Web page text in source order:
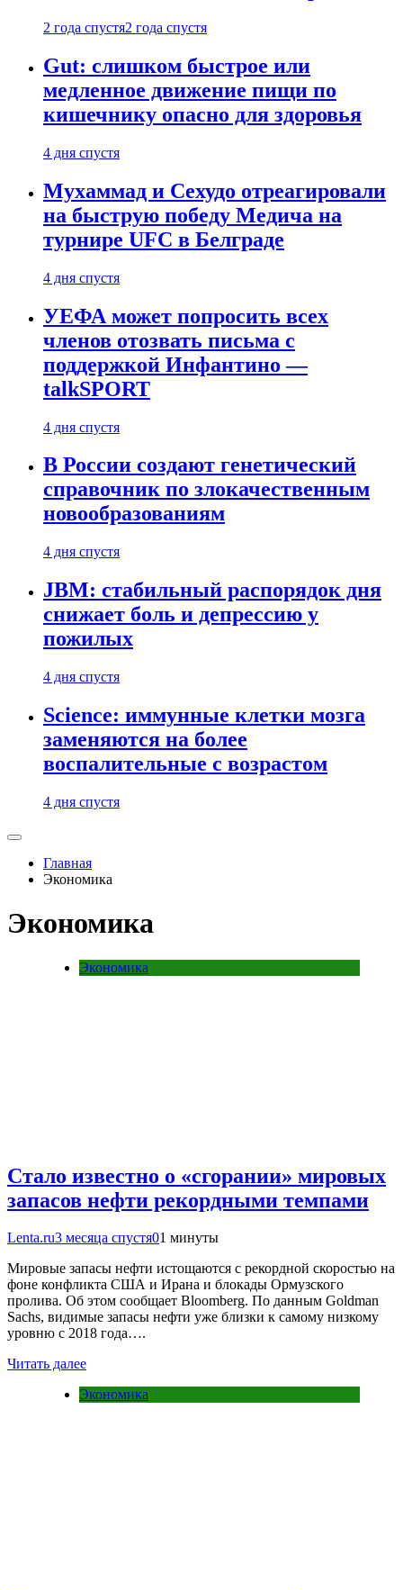
2 года спустя2 года спустя
Gut: слишком быстрое или
медленное движение пищи по
кишечнику опасно для здоровья
4 дня спустя
Мухаммад и Сехудо отреагировали
на быструю победу Медича на
турнире UFC в Белграде
4 дня спустя
УЕФА может попросить всех
членов отозвать письма с
поддержкой Инфантино —
talkSPORT
4 дня спустя
В России создают генетический
справочник по злокачественным
новообразованиям
4 дня спустя
JBM: стабильный распорядок дня
снижает боль и депрессию у
пожилых
4 дня спустя
Science: иммунные клетки мозга
заменяются на более
воспалительные с возрастом
4 дня спустя
Главная
Экономика
Экономика
Экономика
Стало известно о «сгорании» мировых
запасов нефти рекордными темпами
Lenta.ru3 месяца спустя01 минуты
Мировые запасы нефти истощаются с рекордной скоростью на
фоне конфликта США и Ирана и блокады Ормузского
пролива. Об этом сообщает Bloomberg. По данным Goldman
Sachs, видимые запасы нефти уже близки к самому низкому
уровню с 2018 года….
Читать далее
Экономика